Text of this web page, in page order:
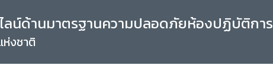
ลน์ด้านมาตรฐานความปลอดภัยห้องปฏิบัติการ
ห่งชาติ